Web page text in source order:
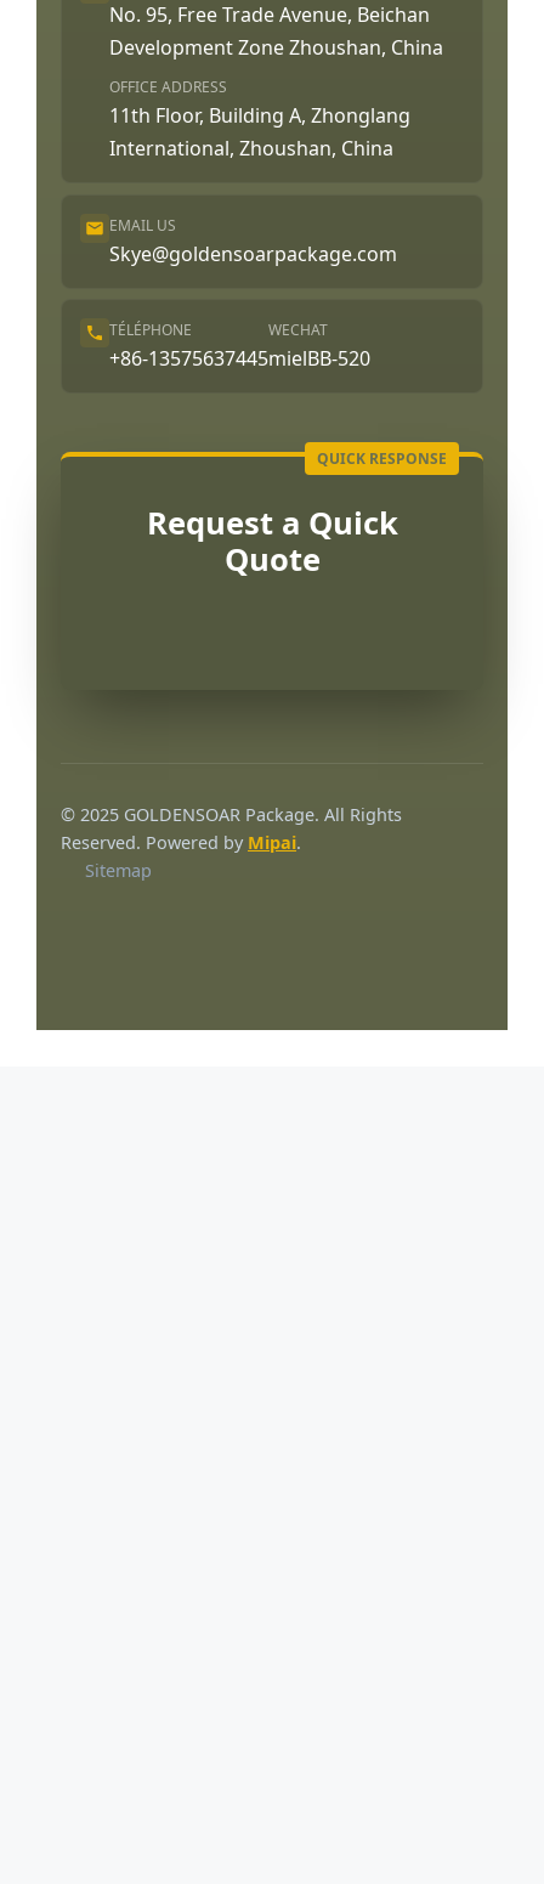
No. 95, Free Trade Avenue, Beichan
Development Zone Zhoushan, China
OFFICE ADDRESS
11th Floor, Building A, Zhonglang
International, Zhoushan, China
EMAIL US
Skye@goldensoarpackage.com
TÉLÉPHONE
+86-13575637445
WECHAT
mielBB-520
Request a Quick
Quote
© 2025 GOLDENSOAR Package. All Rights
Reserved. Powered by Mipai.
Sitemap